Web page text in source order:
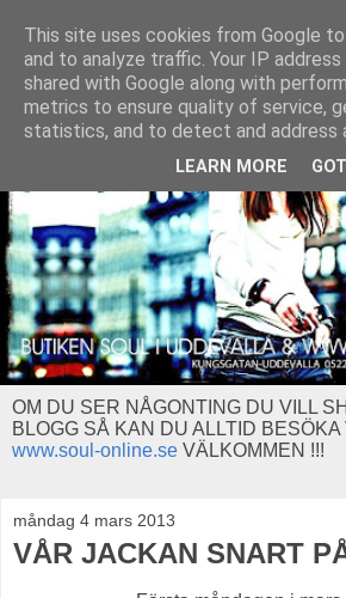
OM DU SER NÅGONTING DU VILL
BLOGG SÅ KAN DU ALLTID
www.soul-online.se VÄLKOMMEN !!!
måndag 4 mars 2013
VÅR JACKAN SNART
This site uses cookies from Google
and to analyze traffic. Your IP
shared with Google along with
metrics to ensure quality of service,
statistics, and to detect and address
LEARN MORE